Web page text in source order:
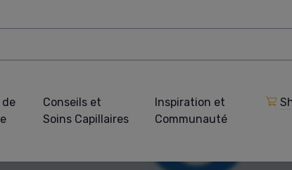
de
Conseils et
Soins Capillaires
Inspiration et
Communauté